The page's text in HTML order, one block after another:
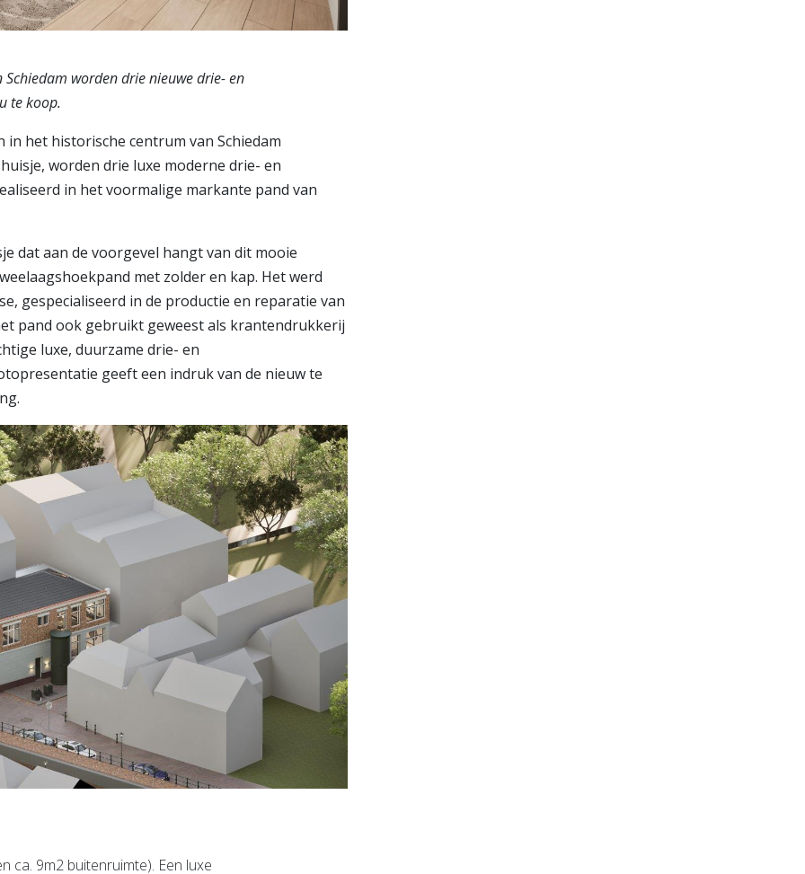
worden drie nieuwe drie- en
te koop.
in het historische centrum van Schiedam
worden drie luxe moderne drie- en
in het voormalige markante pand van
dat aan de voorgevel hangt van dit mooie
met zolder en kap. Het werd
gespecialiseerd in de productie en reparatie van
pand ook gebruikt geweest als krantendrukkerij
luxe, duurzame drie- en
geeft een indruk van de nieuw te
ca. 9m2 buitenruimte). Een luxe